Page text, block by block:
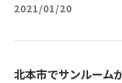
2021/01/20
北本市でサンルーム